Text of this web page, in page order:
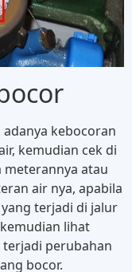
adanya kebocoran
kemudian cek di
meterannya atau
air nya, apabila
terjadi di jalur
lihat
perubahan
bocor.